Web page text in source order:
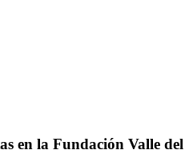
en la Fundación Valle del